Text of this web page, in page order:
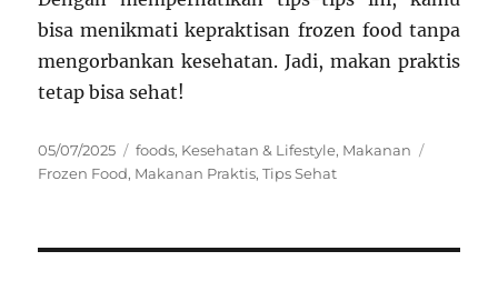
bisa menikmati kepraktisan frozen food tanpa
mengorbankan kesehatan. Jadi, makan praktis
tetap bisa sehat!
Posted
on
05/07/2025 Categories
foods, Kesehatan & Lifestyle, Makanan
Frozen Food, Makanan Praktis,Tips Sehat